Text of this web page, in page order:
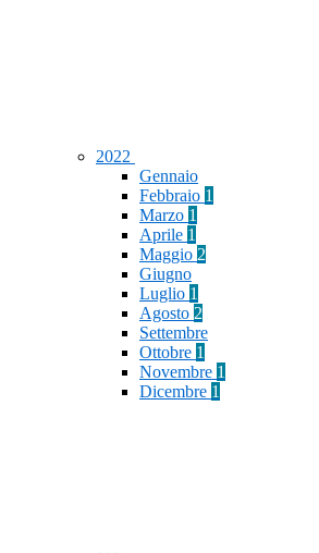
2022
Gennaio
Febbraio 1
Marzo 1
Aprile 1
Maggio 2
Giugno
Luglio 1
Agosto 2
Settembre
Ottobre 1
Novembre 1
Dicembre 1